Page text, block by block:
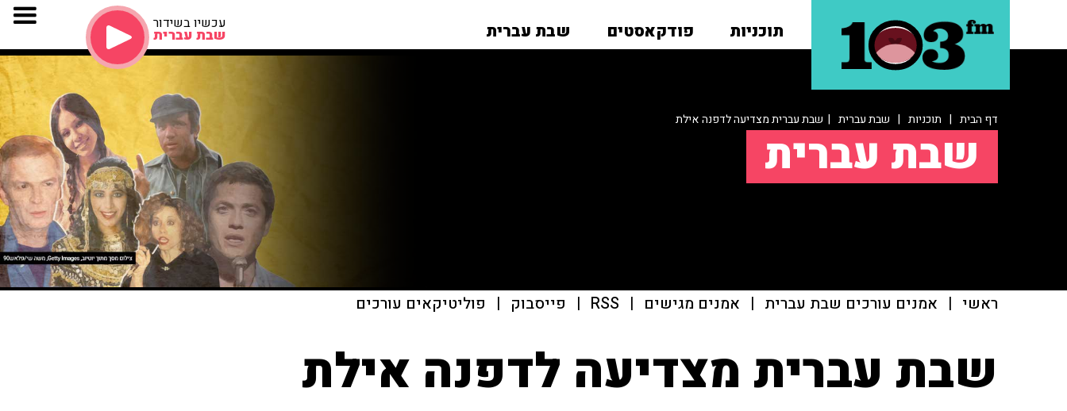
תוכניות פודקאסטים שבת עברית עכשיו בשידור
שבת עברית
דף הבית | תוכניות | שבת עברית | שבת עברית מצדיעה לדפנה אילת
שבת עברית
ראשי | אמנים עורכים שבת עברית | אמנים מגישים |
RSS
| פייסבוק | פוליטיקאים עורכים
שבת עברית מצדיעה לדפנה אילת